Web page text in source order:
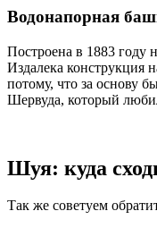
Водонапорная
Построена в 1883 году
Издалека конструкция
потому, что за основу
Шервуда, который
Шуя: куда
Так же советуем